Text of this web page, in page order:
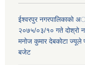
ईश्वरपुर नगरपालिकाकाे
२०७५/०३/१० गते दोश्रो
मनाेज कुमार देबकाेटा ज्यूले
बजेट